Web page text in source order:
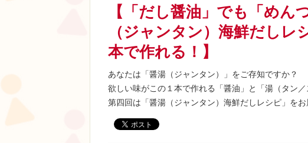
【「だし醤油」でも「め
（ジャンタン）海鮮だしレ
本で作れる！】
あなたは「醤湯（ジャンタン）」をご存知ですか？
欲しい味がこの１本で作れる「醤油」と「湯（タン
第四回は「醤湯（ジャンタン）海鮮だしレシピ」をお